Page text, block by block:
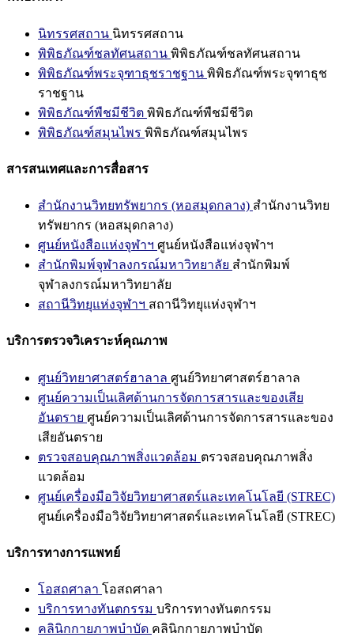
นิทรรศสถาน นิทรรศสถาน
พิพิธภัณฑ์ชลทัศนสถาน พิพิธภัณฑ์ชลทัศนสถาน
พิพิธภัณฑ์พระจุฑาธุชราชฐาน พิพิธภัณฑ์พระจุฑาธุช
ราชฐาน
พิพิธภัณฑ์พืชมีชีวิต พิพิธภัณฑ์พืชมีชีวิต
พิพิธภัณฑ์สมุนไพร พิพิธภัณฑ์สมุนไพร
สารสนเทศและการสื่อสาร
สำนักงานวิทยทรัพยากร (หอสมุดกลาง) สำนักงานวิทย
ทรัพยากร (หอสมุดกลาง)
ศูนย์หนังสือแห่งจุฬาฯ ศูนย์หนังสือแห่งจุฬาฯ
สำนักพิมพ์จุฬาลงกรณ์มหาวิทยาลัย สำนักพิมพ์
จุฬาลงกรณ์มหาวิทยาลัย
สถานีวิทยุแห่งจุฬาฯ สถานีวิทยุแห่งจุฬาฯ
บริการตรวจวิเคราะห์คุณภาพ
ศูนย์วิทยาศาสตร์ฮาลาล ศูนย์วิทยาศาสตร์ฮาลาล
ศูนย์ความเป็นเลิศด้านการจัดการสารและของเสีย
อันตราย ศูนย์ความเป็นเลิศด้านการจัดการสารและของ
เสียอันตราย
ตรวจสอบคุณภาพสิ่งแวดล้อม ตรวจสอบคุณภาพสิ่ง
แวดล้อม
ศูนย์เครื่องมือวิจัยวิทยาศาสตร์และเทคโนโลยี (STREC)
ศูนย์เครื่องมือวิจัยวิทยาศาสตร์และเทคโนโลยี (STREC)
บริการทางการแพทย์
โอสถศาลา โอสถศาลา
บริการทางทันตกรรม บริการทางทันตกรรม
คลินิกกายภาพบำบัด คลินิกกายภาพบำบัด